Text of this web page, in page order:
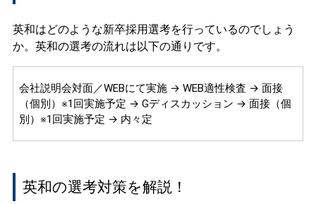
英和はどのような新卒採用選考を行っているのでしょう
か。英和の選考の流れは以下の通りです。
会社説明会対面／WEBにて実施 → WEB適性検査 → 面接
（個別）※1回実施予定 → Gディスカッション → 面接（個
別）※1回実施予定 → 内々定
英和の選考対策を解説！